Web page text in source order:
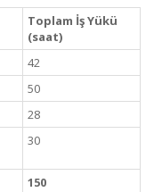
Toplam İş Yükü
(saat)
42
50
28
30
150